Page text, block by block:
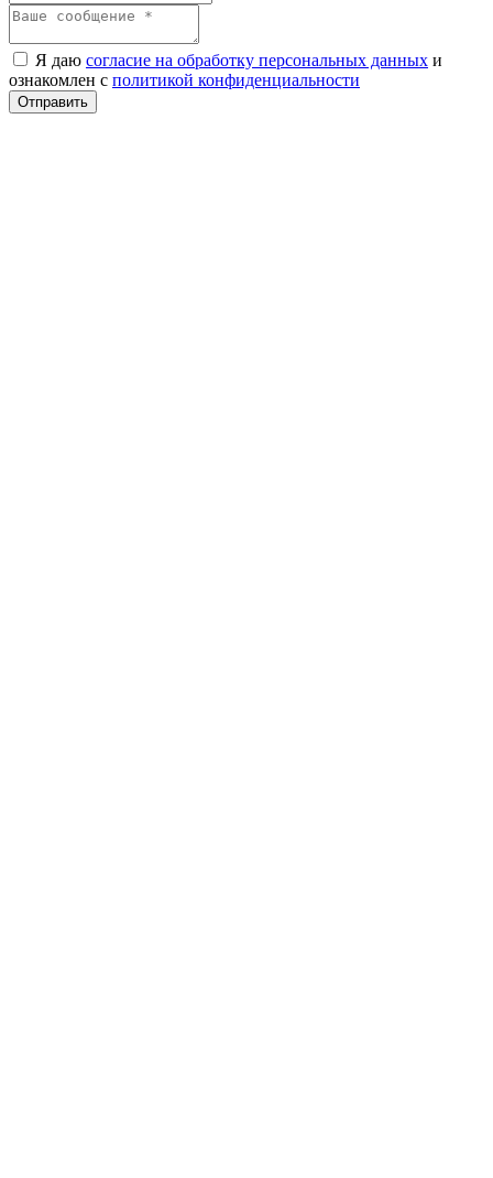
Я даю согласие на обработку персональных данных и
ознакомлен с политикой конфиденциальности